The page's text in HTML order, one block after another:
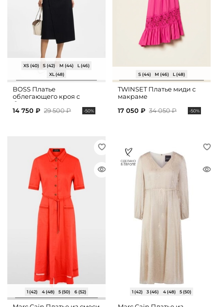
XS (40) S (42) M (44)
L (46)
XL (48)
BOSS Платье
облегающего кроя с
боковыми разрезами
14 750 ₽ 29 500 ₽ -50%
S (44) M (46) L (48)
TWINSET Платье миди с
макраме
17 050 ₽ 34 050 ₽ -50%
1 (42) 4 (48) 5 (50) 6 (52) 1 (42) 3 (46) 4 (48) 5 (50)